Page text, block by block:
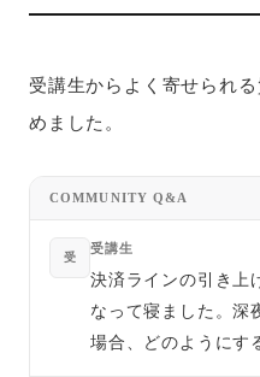
受講生からよく寄せられ
めました。
COMMUNITY Q&A
受
受講生
決済ラインの引き上
なって寝ました。深
場合、どのようにす